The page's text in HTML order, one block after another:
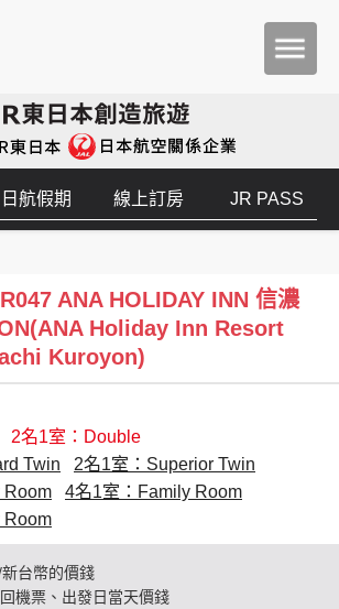
日航假期 線上訂房 JR PASS
ANA HOLIDAY INN 信濃
Holiday Inn Resort
Kuroyon)
2名1室：Double
Twin
2名1室：Superior Twin
Room
4名1室：Family Room
Room
台幣的價錢
機票、出發日當天價錢